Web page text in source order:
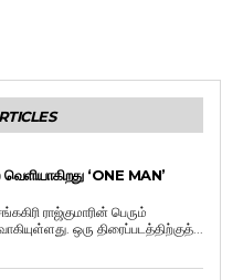
‘ONE MAN’
ராஜ்குமாரின் பெரும்
ஒரு திரைப்படத்திற்குத்...